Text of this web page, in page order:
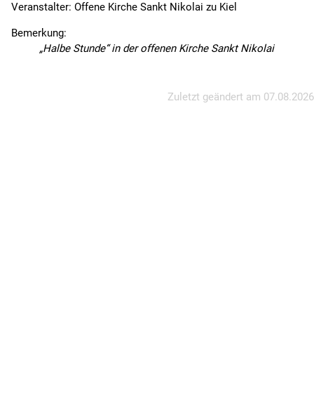
Veranstalter: Offene Kirche Sankt Nikolai zu Kiel
Bemerkung:
„Halbe Stunde“ in der offenen Kirche Sankt Nikolai
Zuletzt geändert am 07.08.2026